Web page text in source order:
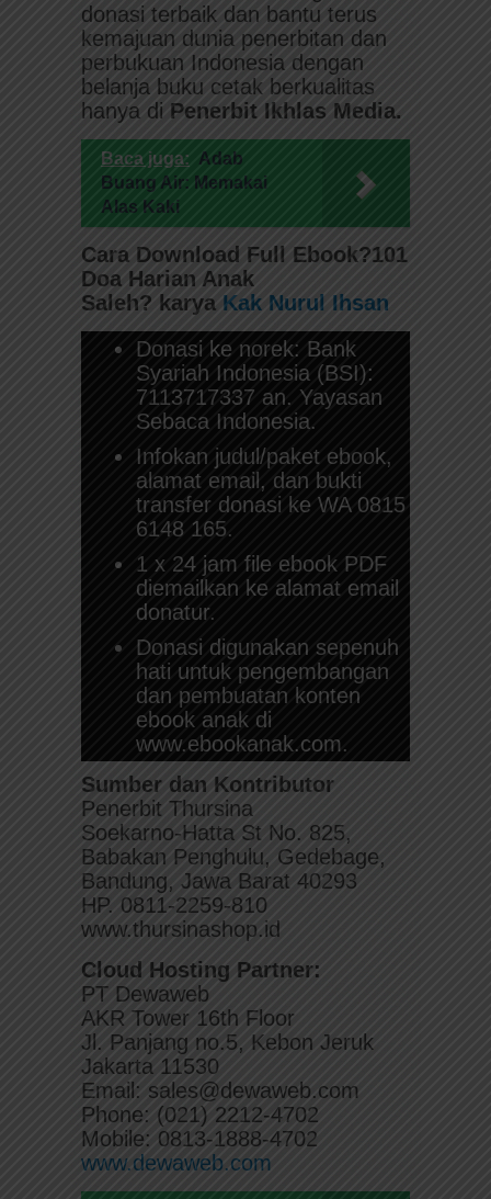
donasi terbaik dan bantu terus
kemajuan dunia penerbitan dan
perbukuan Indonesia dengan
belanja buku cetak berkualitas
hanya di Penerbit Ikhlas Media.
Baca juga: Adab
Buang Air: Memakai
Alas Kaki
Cara Download Full Ebook?101
Doa Harian Anak
Saleh? karya Kak Nurul Ihsan
Donasi ke norek: Bank
Syariah Indonesia (BSI):
7113717337 an. Yayasan
Sebaca Indonesia.
Infokan judul/paket ebook,
alamat email, dan bukti
transfer donasi ke WA 0815
6148 165.
1 x 24 jam file ebook PDF
diemailkan ke alamat email
donatur.
Donasi digunakan sepenuh
hati untuk pengembangan
dan pembuatan konten
ebook anak di
www.ebookanak.com.
Sumber dan Kontributor
Penerbit Thursina
Soekarno-Hatta St No. 825,
Babakan Penghulu, Gedebage,
Bandung, Jawa Barat 40293
HP. 0811-2259-810
www.thursinashop.id
Cloud Hosting Partner:
PT Dewaweb
AKR Tower 16th Floor
Jl. Panjang no.5, Kebon Jeruk
Jakarta 11530
Email: sales@dewaweb.com
Phone: (021) 2212-4702
Mobile: 0813-1888-4702
www.dewaweb.com